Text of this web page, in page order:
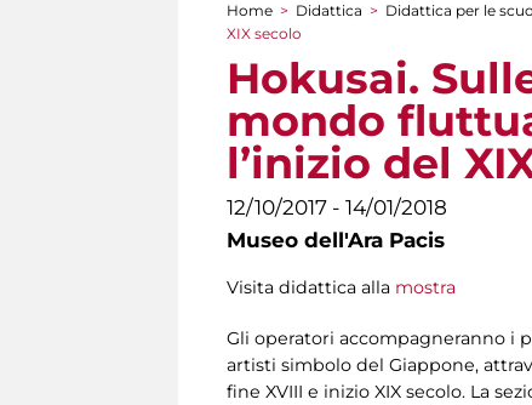
Tu sei qui
Home > Didattica > Didattica per le
XIX secolo
Hokusai.
mondo
l’inizio del
12/10/2017 - 14/01/2018
Museo dell'Ara Pacis
Visita didattica alla mostra
Gli operatori accompagneranno i
artisti simbolo del Giappone,
fine XVIII e inizio XIX secolo. La